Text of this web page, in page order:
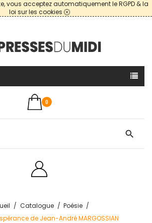
vous acceptez automatiquement le RGPD & la
loi sur les cookies
0
search
Catalogue
Poésie
de Jean-André MARGOSSIAN